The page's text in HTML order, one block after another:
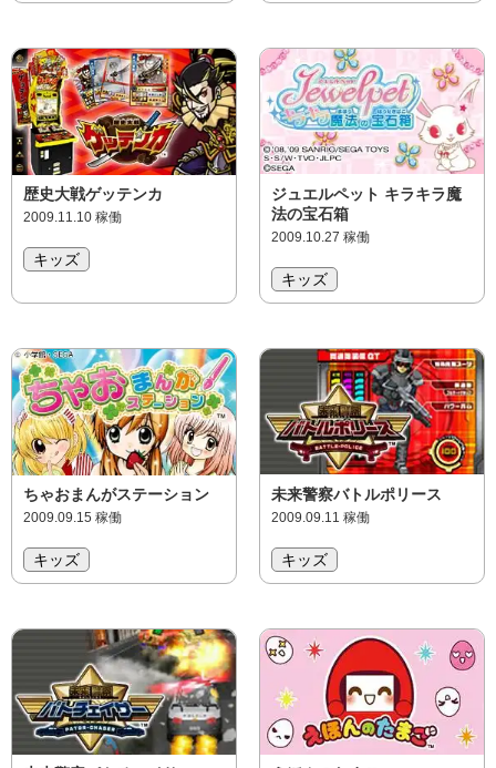
歴史大戦ゲッテンカ
2009.11.10 稼働
キッズ
ジュエルペット キラキラ魔
法の宝石箱
2009.10.27 稼働
キッズ
ちゃおまんがステーション
2009.09.15 稼働
キッズ
未来警察バトルポリース
2009.09.11 稼働
キッズ